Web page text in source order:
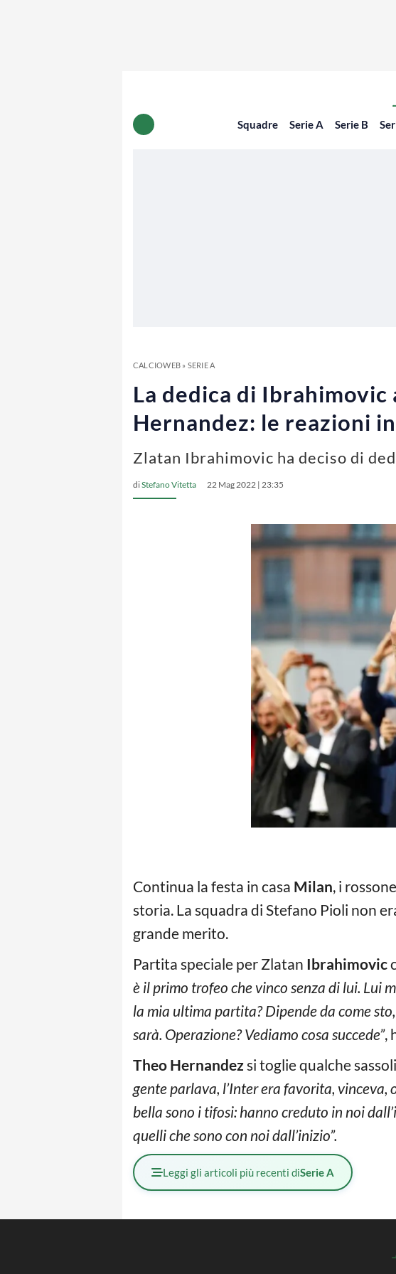
Squadre Serie A Serie B
CALCIOWEB» SERIE A
La dedica di Ibrahimovic
Hernandez: le reazioni
Zlatan Ibrahimovic ha deciso di
diStefano Vitetta 22 Mag 2022 | 23:35
Continua la festa in casa Milan, i
storia. La squadra di Stefano Pioli non
grande merito.
Partita speciale per Zlatan Ibrahimovic
è il primo trofeo che vinco senza di lui. Lui
la mia ultima partita? Dipende da come
sarà. Operazione? Vediamo cosa succede”,
Theo Hernandezsi toglie qualche
gente parlava, l’Inter era favorita, vinceva,
bella sono i tifosi: hanno creduto in noi
quelli che sono con noi dall’inizio”.
Leggi gli articoli più recenti diSerie A